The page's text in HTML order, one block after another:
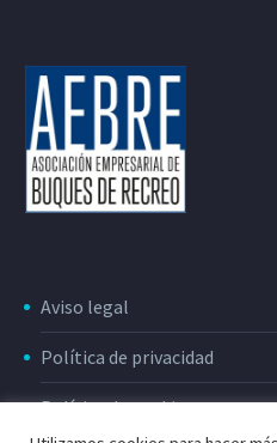
Aviso legal
Política de privacidad
Política de cookies